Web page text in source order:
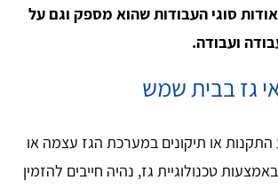
סוגי העבודות שהוא מספק וגם על
ועבודה.
גז בבית שמש
התקנות או תיקונים במערכת הגז עצמה או
טכנולוגיית גז, נהיה חייבים להזמין